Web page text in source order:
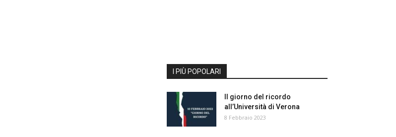
I PIÙ POPOLARI
Il giorno del ricordo
all’Università di Verona
8 Febbraio 2023